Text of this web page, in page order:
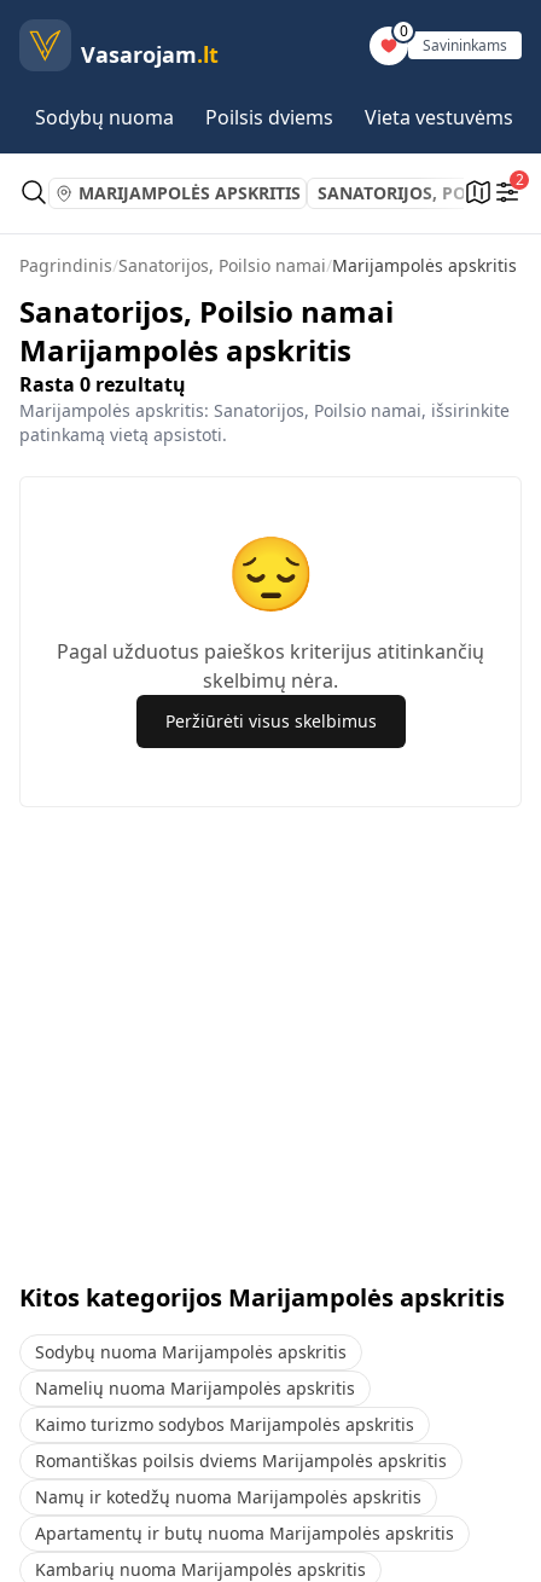
Vasarojam.lt
0
Savininkams
Sodybų nuoma Poilsis dviems Vieta vestuvėms
MARIJAMPOLĖS APSKRITIS SANATORIJOS, POILSIO
2
Pagrindinis/Sanatorijos, Poilsio namai/Marijampolės apskritis
Sanatorijos, Poilsio namai
Marijampolės apskritis
Rasta 0 rezultatų
Marijampolės apskritis: Sanatorijos, Poilsio namai, išsirinkite
patinkamą vietą apsistoti.
😔
Pagal užduotus paieškos kriterijus atitinkančių
skelbimų nėra.
Peržiūrėti visus skelbimus
Kitos kategorijos Marijampolės apskritis
Sodybų nuoma Marijampolės apskritis
Namelių nuoma Marijampolės apskritis
Kaimo turizmo sodybos Marijampolės apskritis
Romantiškas poilsis dviems Marijampolės apskritis
Namų ir kotedžų nuoma Marijampolės apskritis
Apartamentų ir butų nuoma Marijampolės apskritis
Kambarių nuoma Marijampolės apskritis